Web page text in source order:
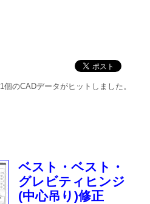
1個のCADデータがヒットしました。
ベスト・ベスト・
グレビティヒンジ
(中心吊り)修正